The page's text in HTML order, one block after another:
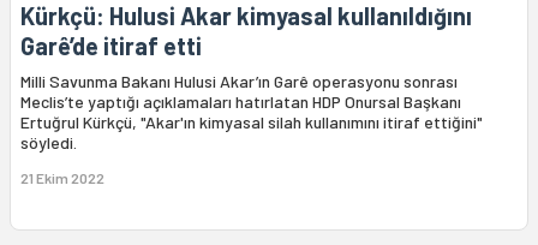
Kürkçü: Hulusi Akar kimyasal kullanıldığını
Garê’de itiraf etti
Milli Savunma Bakanı Hulusi Akar’ın Garê operasyonu sonrası
Meclis’te yaptığı açıklamaları hatırlatan HDP Onursal Başkanı
Ertuğrul Kürkçü, "Akar'ın kimyasal silah kullanımını itiraf ettiğini"
söyledi.
21 Ekim 2022